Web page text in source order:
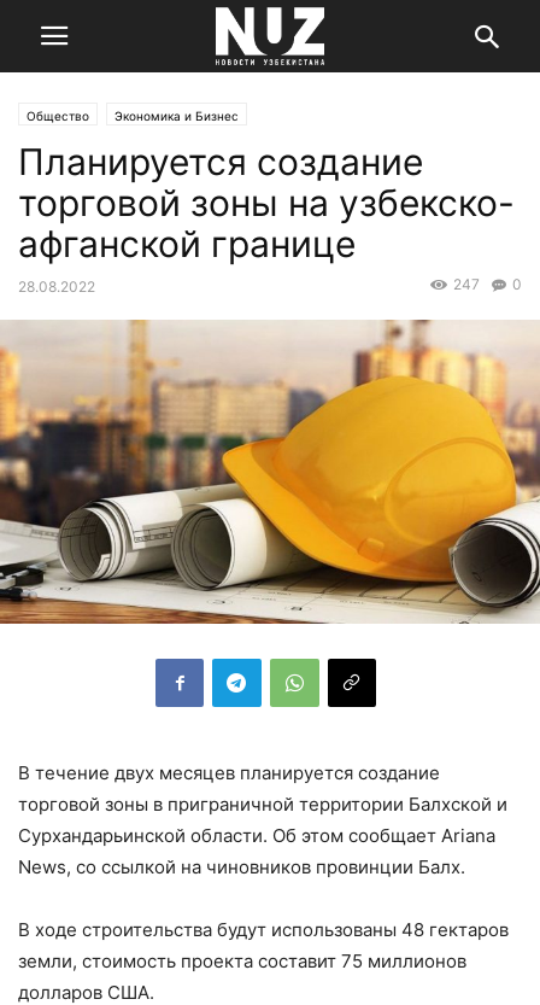
Общество Экономика и Бизнес
Планируется создание
торговой зоны на узбекско-
афганской границе
28.08.2022 0
247
В течение двух месяцев планируется создание
торговой зоны в приграничной территории Балхской и
Сурхандарьинской области. Об этом сообщает Ariana
News, со ссылкой на чиновников провинции Балх.
В ходе строительства будут использованы 48 гектаров
земли, стоимость проекта составит 75 миллионов
долларов США.